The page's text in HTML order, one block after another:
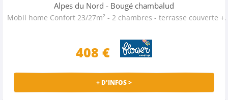
Alpes du Nord - Bougé chambalud
Mobil home Confort 23/27m²
408 €
+ D'INFOS >